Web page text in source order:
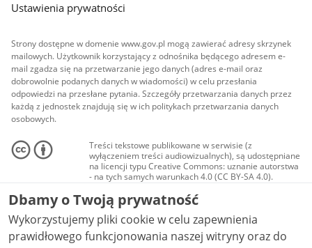
Ustawienia prywatności
Strony dostępne w domenie www.gov.pl mogą zawierać adresy skrzynek
mailowych. Użytkownik korzystający z odnośnika będącego adresem e-
mail zgadza się na przetwarzanie jego danych (adres e-mail oraz
dobrowolnie podanych danych w wiadomości) w celu przesłania
odpowiedzi na przesłane pytania. Szczegóły przetwarzania danych przez
każdą z jednostek znajdują się w ich politykach przetwarzania danych
osobowych.
Treści tekstowe publikowane w serwisie (z
wyłączeniem treści audiowizualnych), są udostępniane
na licencji typu Creative Commons: uznanie autorstwa
- na tych samych warunkach 4.0 (CC BY-SA 4.0).
Materiały audiowizualne, w tym zdjęcia, materiały
audio i wideo, są udostępniane na licencji typu
Creative Commons: uznanie autorstwa użycie
niekomercyjne - bez utworów zależnych 4.0 (CC BY-
NC-ND 4.0), o ile nie jest to stwierdzone inaczej.
Dbamy o Twoją prywatność
Wykorzystujemy pliki cookie w celu zapewnienia
prawidłowego funkcjonowania naszej witryny oraz do